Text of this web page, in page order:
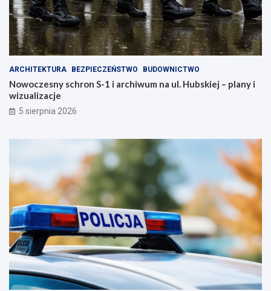
ARCHITEKTURA BEZPIECZEŃSTWO BUDOWNICTWO
Nowoczesny schron S-1 i archiwum na ul. Hubskiej – plany i
wizualizacje
5 sierpnia 2026